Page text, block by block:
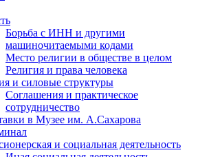
Борьба с ИНН и другими
машиночитаемыми кодами
Место религии в обществе в целом
Религия и права человека
и силовые структуры
Соглашения и практическое
сотрудничество
в Музее им. А.Сахарова
и социальная деятельность